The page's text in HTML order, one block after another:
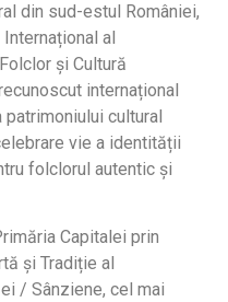
din sud-estul României,
al
și Cultură
internațional
cultural
vie a identității
folclorul autentic și
Capitalei prin
și Tradiție al
/ Sânziene, cel mai